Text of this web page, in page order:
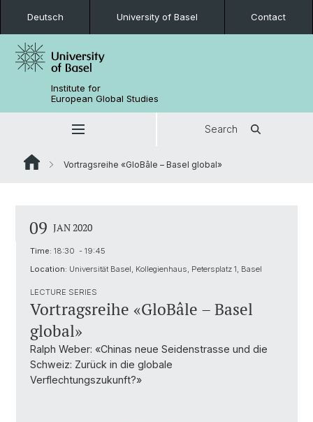
Deutsch University of Basel Contact
Institute for
European Global Studies
Search
Vortragsreihe «GloBâle – Basel global»
09 JAN 2020
Time: 18:30 - 19:45
Location: Universität Basel, Kollegienhaus, Petersplatz 1, Basel
LECTURE SERIES
Vortragsreihe «GloBâle – Basel
global»
Ralph Weber: «Chinas neue Seidenstrasse und die
Schweiz: Zurück in die globale
Verflechtungszukunft?»